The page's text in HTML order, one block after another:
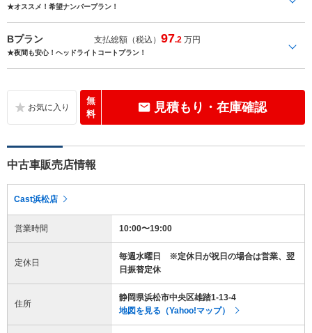
★オススメ！希望ナンバープラン！
Bプラン 支払総額（税込）97.2 万円
★夜間も安心！ヘッドライトコートプラン！
無
料
見積もり・在庫確認
中古車販売店情報
Cast浜松店
営業時間 10:00〜19:00
定休日
毎週水曜日 ※定休日が祝日の場合は営業、翌
日振替定休
住所
静岡県浜松市中央区雄踏1-13-4
地図を見る（Yahoo!マップ）